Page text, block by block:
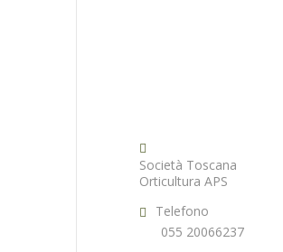
Società Toscana
Orticultura APS
Telefono
055 20066237